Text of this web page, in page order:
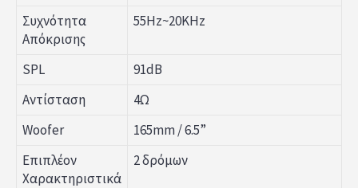
Συχνότητα
Απόκρισης
55Hz~20KHz
SPL
91dB
Αντίσταση
4Ω
Woofer
165mm / 6.5”
Επιπλέον
Χαρακτηριστικά
2 δρόμων